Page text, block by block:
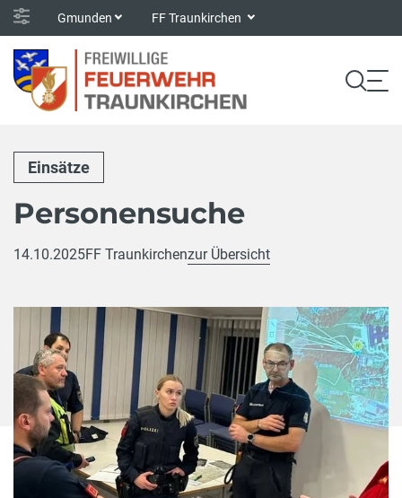
Gmunden FF Traunkirchen
Einsätze
Personensuche
14.10.2025FF Traunkirchenzur Übersicht